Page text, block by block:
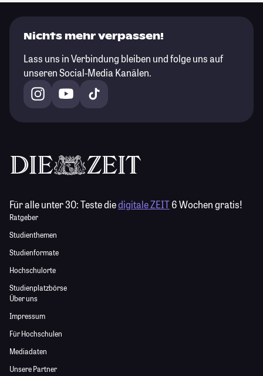
Nichts mehr verpassen!
Lass uns in Verbindung bleiben und folge uns auf
unseren Social-Media Kanälen.
Für alle unter 30:Teste diedigitale ZEIT6 Wochen gratis!
Ratgeber
Studienthemen
Studienformate
Hochschulorte
Studienplatzbörse
Über uns
Impressum
Für Hochschulen
Mediadaten
Unsere Partner